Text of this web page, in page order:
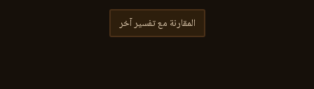
المقارنة مع تفسير آخر